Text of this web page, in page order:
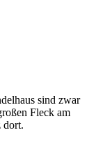
sind zwar
Fleck am
dort.